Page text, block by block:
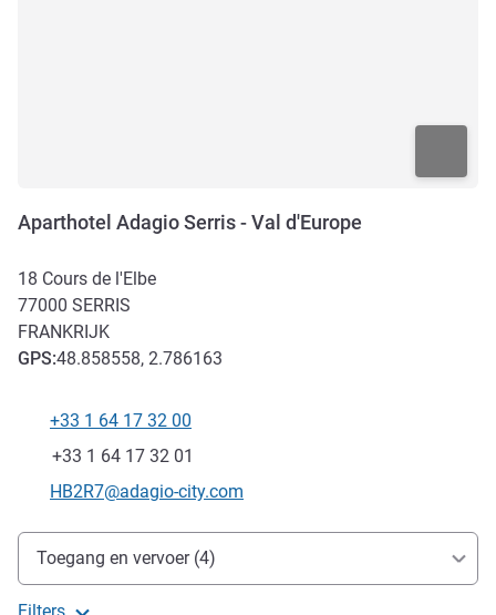
Aparthotel Adagio Serris - Val d'Europe
18 Cours de l'Elbe
77000 SERRIS
FRANKRIJK
GPS:48.858558, 2.786163
Telefoon
+33 1 64 17 32 00
Fax
+33 1 64 17 32 01
E-mailadres voor contact
HB2R7@adagio-city.com
Toegang en transport
Toegang en vervoer (4)